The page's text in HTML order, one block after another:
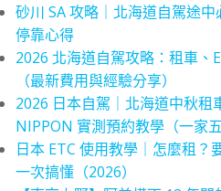
砂川 SA 攻略｜北海道自駕途
停靠心得
2026 北海道自駕攻略：租車、
（最新費用與經驗分享）
2026 日本自駕｜北海道中秋租
NIPPON 實測預約教學（一家五
日本 ETC 使用教學｜怎麼租？
一次搞懂（2026）